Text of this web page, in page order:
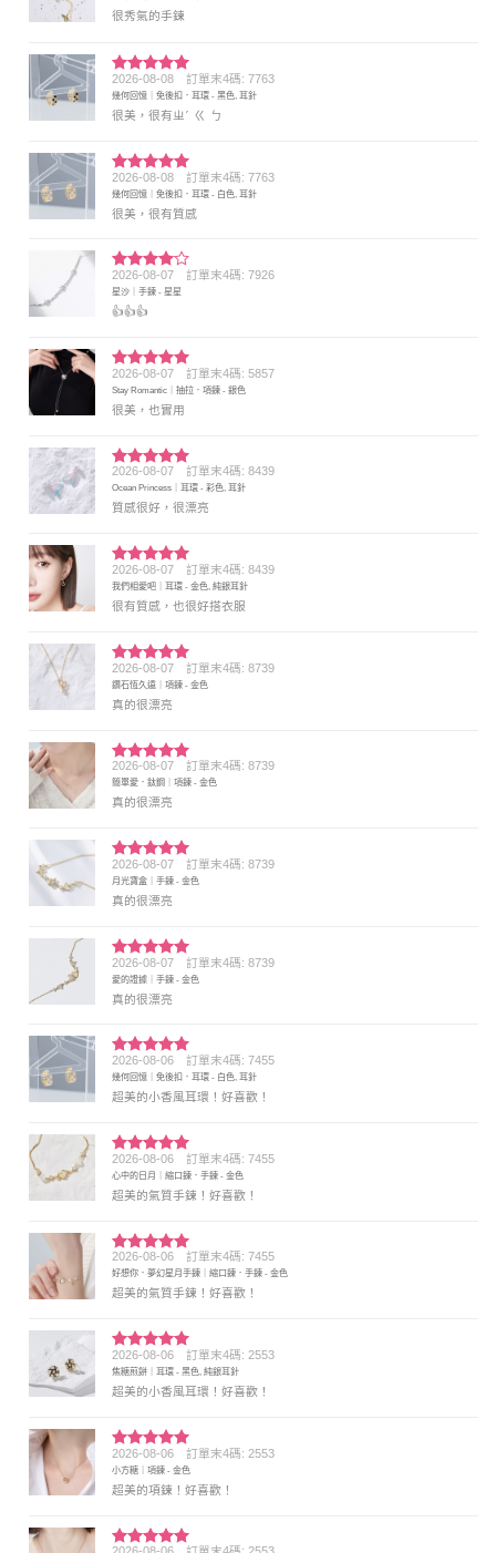
很秀氣的手鍊
評分5 滿
分 5
2026-08-08 訂單末4碼: 7763
幾何回憶｜免後扣．耳環 - 黑色, 耳針
很美，很有ㄓˊ ㄍ ㄅ
評分5滿
分 5
2026-08-08 訂單末4碼: 7763
幾何回憶｜免後扣．耳環 - 白色, 耳針
很美，很有質感
評分4
滿分 5
2026-08-07 訂單末4碼: 7926
星沙｜手鍊 - 星星
👍👍👍
評分5 滿
分 5
2026-08-07 訂單末4碼: 5857
Stay Romantic｜抽拉．項鍊 - 銀色
很美，也實用
評分5 滿
分 5
2026-08-07 訂單末4碼: 8439
Ocean Princess｜耳環 - 彩色, 耳針
質感很好，很漂亮
評分5 滿
分 5
2026-08-07 訂單末4碼: 8439
我們相愛吧｜耳環 - 金色, 純銀耳針
很有質感，也很好搭衣服
評分5 滿
分 5
2026-08-07 訂單末4碼: 8739
鑽石恆久遠｜項鍊 - 金色
真的很漂亮
評分5 滿
分 5
2026-08-07 訂單末4碼: 8739
簡單愛．鈦鋼｜項鍊 - 金色
真的很漂亮
評分5 滿
分 5
2026-08-07 訂單末4碼: 8739
月光寶盒｜手鍊 - 金色
真的很漂亮
評分5滿
分 5
2026-08-07 訂單末4碼: 8739
愛的證據｜手鍊 - 金色
真的很漂亮
評分5 滿
分 5
2026-08-06 訂單末4碼: 7455
幾何回憶｜免後扣．耳環 - 白色, 耳針
超美的小香風耳環！好喜歡！
評分5 滿
分 5
2026-08-06 訂單末4碼: 7455
心中的日月｜縮口鍊．手鍊 - 金色
超美的氣質手鍊！好喜歡！
評分5 滿
分 5
2026-08-06 訂單末4碼: 7455
好想你．夢幻星月手鍊｜縮口鍊．手鍊 - 金色
超美的氣質手鍊！好喜歡！
評分5 滿
分 5
2026-08-06 訂單末4碼: 2553
焦糖煎餅｜耳環 - 黑色, 純銀耳針
超美的小香風耳環！好喜歡！
評分5 滿
分 5
2026-08-06 訂單末4碼: 2553
小方糖｜項鍊 - 金色
超美的項鍊！好喜歡！